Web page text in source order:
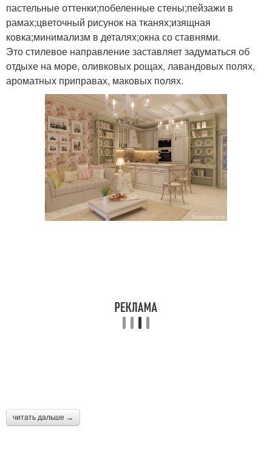
пастельные оттенки;побеленные стены;пейзажи в
рамах;цветочный рисунок на тканях;изящная
ковка;минимализм в деталях;окна со ставнями.
Это стилевое направление заставляет задуматься об
отдыхе на море, оливковых рощах, лавандовых полях,
ароматных приправах, маковых полях.
читать дальше →